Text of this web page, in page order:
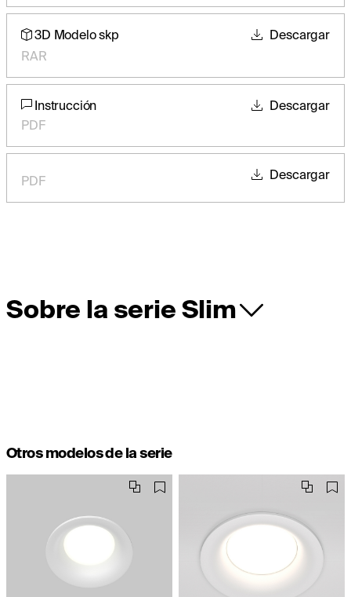
3D Modelo skp
RAR
Descargar
Instrucción
PDF
Descargar
PDF Descargar
Sobre la serie Slim
Otros modelos de la serie